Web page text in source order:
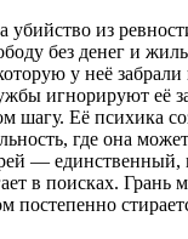
убийство из
без денег и
у неё
игнорируют её
шагу. Её психика
где она
— единственный,
в поисках. Грань
постепенно